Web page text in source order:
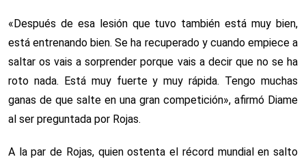
«Después de esa lesión que tuvo también está muy bien,
está entrenando bien. Se ha recuperado y cuando empiece a
saltar os vais a sorprender porque vais a decir que no se ha
roto nada. Está muy fuerte y muy rápida. Tengo muchas
ganas de que salte en una gran competición», afirmó Diame
al ser preguntada por Rojas.
A la par de Rojas, quien ostenta el récord mundial en salto